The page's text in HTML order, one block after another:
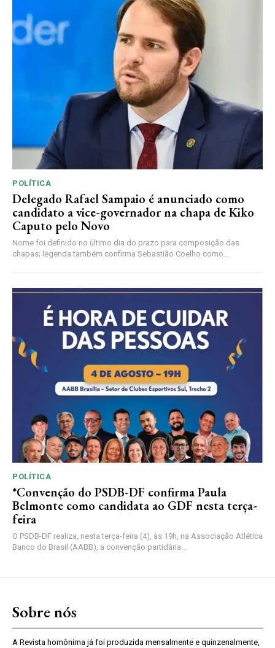
POLÍTICA
Delegado Rafael Sampaio é anunciado como
candidato a vice-governador na chapa de Kiko
Caputo pelo Novo
Nome foi definido no último dia do prazo para composição das
chapas; legenda também confirma Sebastião Coelho como...
POLÍTICA
*Convenção do PSDB-DF confirma Paula
Belmonte como candidata ao GDF nesta terça-
feira
O PSDB-DF realiza, nesta terça-feira (4), às 19h, na Associação Atlética
Banco do Brasil (AABB), a convenção partidária...
Sobre nós
A Revista homônima já foi produzida mensalmente e quinzenalmente,